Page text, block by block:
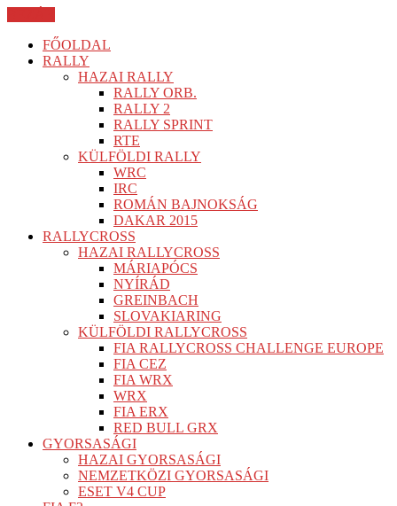
FŐOLDAL
RALLY
HAZAI RALLY
RALLY ORB.
RALLY 2
RALLY SPRINT
RTE
KÜLFÖLDI RALLY
WRC
IRC
ROMÁN BAJNOKSÁG
DAKAR 2015
RALLYCROSS
HAZAI RALLYCROSS
MÁRIAPÓCS
NYÍRÁD
GREINBACH
SLOVAKIARING
KÜLFÖLDI RALLYCROSS
FIA RALLYCROSS CHALLENGE EUROPE
FIA CEZ
FIA WRX
WRX
FIA ERX
RED BULL GRX
GYORSASÁGI
HAZAI GYORSASÁGI
NEMZETKÖZI GYORSASÁGI
ESET V4 CUP